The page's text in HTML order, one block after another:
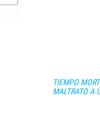
TIEMPO
MALTRATO A